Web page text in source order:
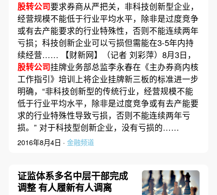
股转公司要求券商从严把关，非科技创新型企业，
经营规模不能低于行业平均水平，除非是过度竞争
或有去产能要求的行业特殊性，否则不能连续两年
亏损；科技创新企业可以亏损但需能在3-5年内持
续经营…… 【财新网】（记者 刘彩萍）8月3日，
股转公司挂牌业务部总监李永春在《主办券商内核
工作指引》培训上将企业挂牌新三板的标准进一步
明确，“非科技创新型的传统行业，经营规模不能
低于行业平均水平，除非是过度竞争或有去产能要
求的行业特殊性导致亏损，否则不能连续两年亏
损。” 对于科技型创新企业，没有亏损的……
2016年8月4日 · 金融频道
证监体系多名中层干部完成
调整 有人履新有人调离